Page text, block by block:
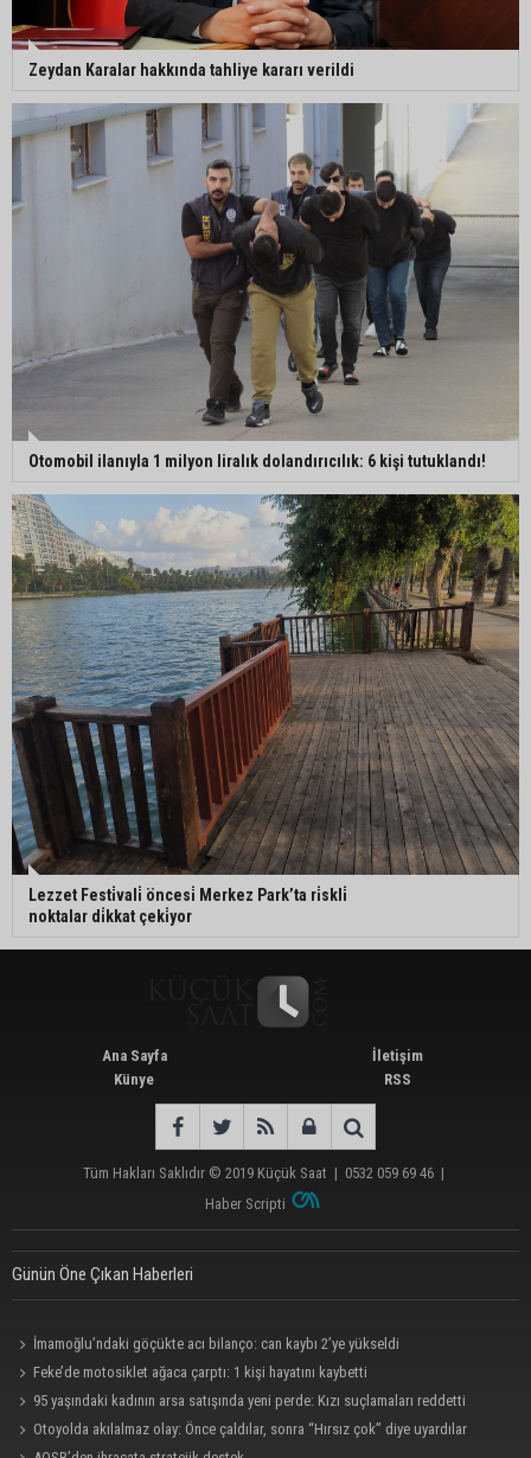
Zeydan Karalar hakkında tahliye kararı verildi
Otomobil ilanıyla 1 milyon liralık dolandırıcılık: 6 kişi tutuklandı!
Lezzet Festi̇vali̇ öncesi̇ Merkez Park’ta ri̇skli̇
noktalar di̇kkat çeki̇yor
Ana Sayfa
Künye
İletişim
RSS
Tüm Hakları Saklıdır © 2019 Küçük Saat | 0532 059 69 46 |
Haber Scripti
Günün Öne Çıkan Haberleri
İmamoğlu’ndaki göçükte acı bilanço: can kaybı 2’ye yükseldi
Feke’de motosiklet ağaca çarptı: 1 kişi hayatını kaybetti
95 yaşındaki kadının arsa satışında yeni perde: Kızı suçlamaları reddetti
Otoyolda akılalmaz olay: Önce çaldılar, sonra “Hırsız çok” diye uyardılar